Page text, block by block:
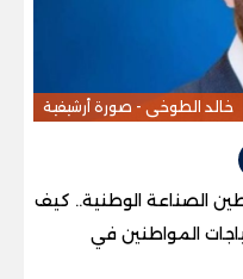
خالد الطوخى - صورة أرشيفية
الصناعة الوطنية.. كيف
المواطنين في